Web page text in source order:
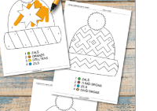
Expand
child
menu